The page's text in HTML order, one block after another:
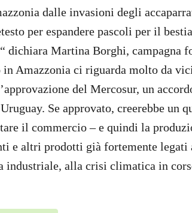
dalle invasioni degli
per espandere pascoli per il
dichiara Martina Borghi, campagna
in Amazzonia ci riguarda molto da
del Mercosur, un
Se approvato, creerebbe un
il commercio – e quindi la
e altri prodotti già fortemente legati
industriale, alla crisi climatica in